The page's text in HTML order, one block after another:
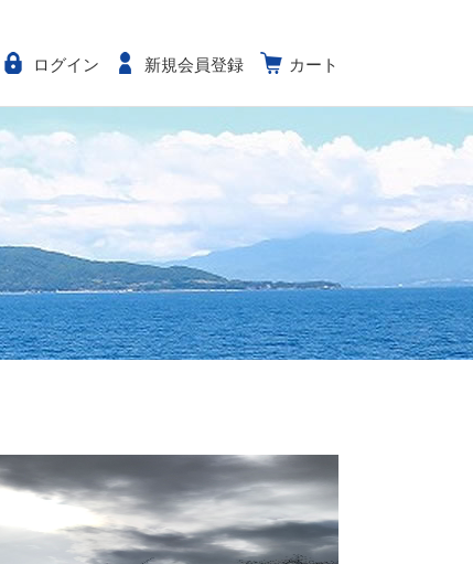
ログイン 新規会員登録 カート